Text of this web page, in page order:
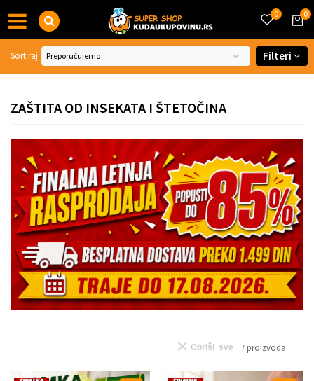
0
0
ZAŠTITA OD INSEKATA I ŠTETOČINA
Sortiraj Filteri
7 proizvoda
Obriši sve